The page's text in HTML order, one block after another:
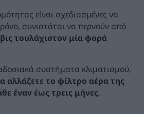
είναι σχεδιασμένες να
συνιστάται να περνούν από
τουλάχιστον μία φορά
συστήματα κλιματισμού,
αλλάζετε το φίλτρο αέρα της
έναν έως τρεις μήνες.